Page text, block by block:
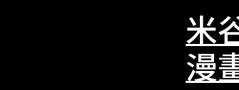
米
漫